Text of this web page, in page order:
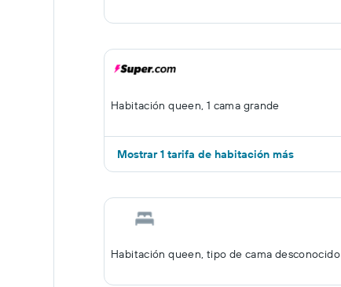
Habitación queen, 1 cama grande
Mostrar 1 tarifa de habitación más
Habitación queen, tipo de cama desconocido